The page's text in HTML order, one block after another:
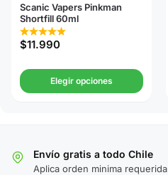
Scanic Vapers Pinkman
Shortfill 60ml
$11.990
Elegir opciones
Envío gratis a todo Chile
Aplica orden minima requerida